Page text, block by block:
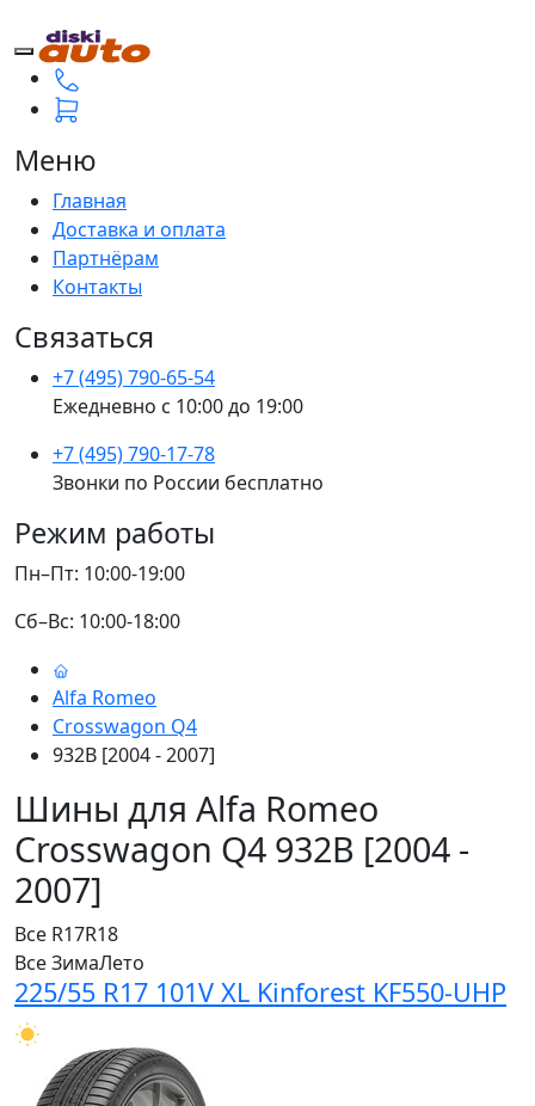
Меню
Главная
Доставка и оплата
Партнёрам
Контакты
Связаться
+7 (495) 790-65-54
Ежедневно с 10:00 до 19:00
+7 (495) 790-17-78
Звонки по России бесплатно
Режим работы
Пн–Пт: 10:00-19:00
Сб–Вс: 10:00-18:00
Alfa Romeo
Crosswagon Q4
932B [2004 - 2007]
Шины для Alfa Romeo
Crosswagon Q4 932B [2004 -
2007]
Все R17R18
ВсеЗимаЛето
225/55 R17 101V XL Kinforest KF550-UHP